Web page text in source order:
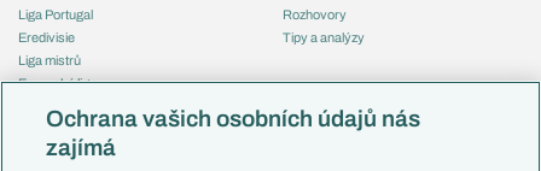
Liga Portugal
Eredivisie
Liga mistrů
Evropská liga
Mistrovství světa
Liga národů
Rozhovory
Tipy a analýzy
Česko
Ochrana vašich osobních údajů nás
zajímá